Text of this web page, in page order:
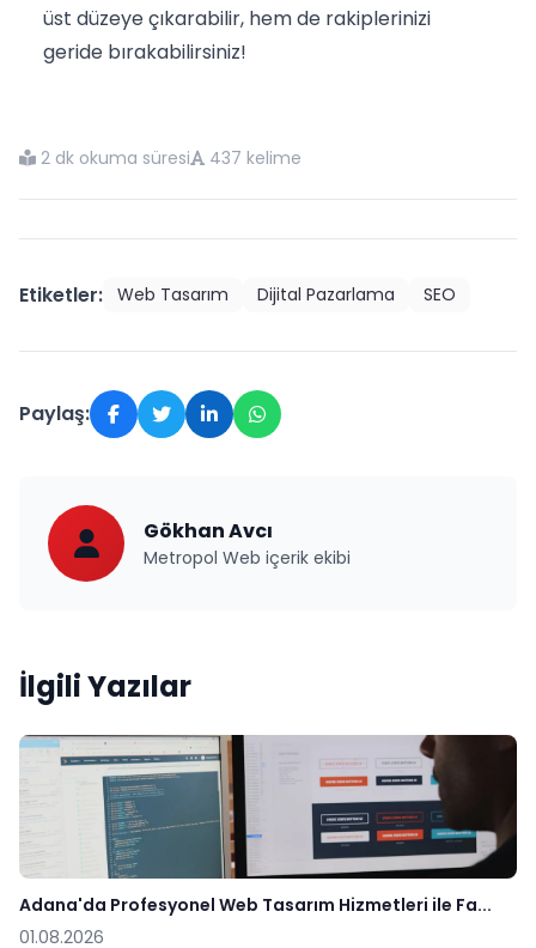
üst düzeye çıkarabilir, hem de rakiplerinizi
geride bırakabilirsiniz!
2 dk okuma süresi 437 kelime
Etiketler: Web Tasarım Dijital Pazarlama SEO
Paylaş:
Gökhan Avcı
Metropol Web içerik ekibi
İlgili Yazılar
Adana'da Profesyonel Web Tasarım Hizmetleri ile Fa...
01.08.2026